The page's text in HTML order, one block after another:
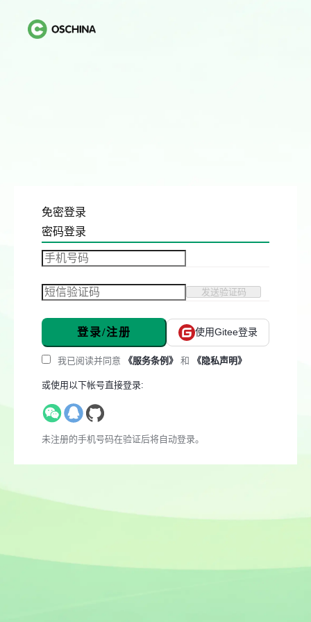
免密登录
密码登录
发送验证码
登录/注册 使用Gitee登录
我已阅读并同意 《服务条例》 和 《隐私声明》
或使用以下帐号直接登录:
未注册的手机号码在验证后将自动登录。